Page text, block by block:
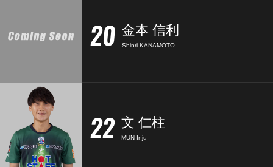
20 金本 信利
Shinri KANAMOTO
22 文 仁柱
MUN Inju